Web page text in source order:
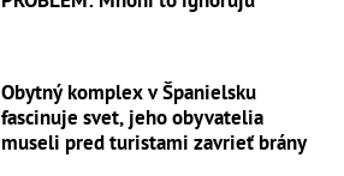
Obytný komplex v Španielsku
fascinuje svet, jeho obyvatelia
museli pred turistami zavrieť brány